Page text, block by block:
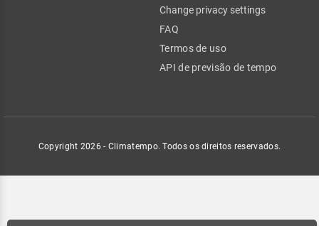
Change privacy settings
FAQ
Termos de uso
API de previsão de tempo
Copyright 2026 - Climatempo. Todos os direitos reservados.